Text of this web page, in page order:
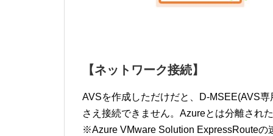
【ネットワーク接続】
AVSを作成しただけだと、D-MSEE(AVS
さえ接続できません。Azureとは分離され
※Azure VMware Solution ExpressRouteの